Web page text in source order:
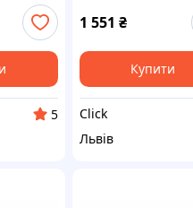
5
3D-принтера
високотемперату
ЕMN_PS
1 551 ₴
Купити
Click
Львів